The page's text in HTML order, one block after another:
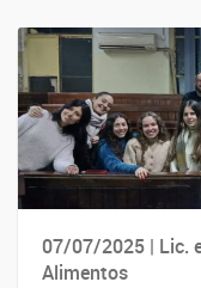
07/07/2025 | Lic.
Alimentos